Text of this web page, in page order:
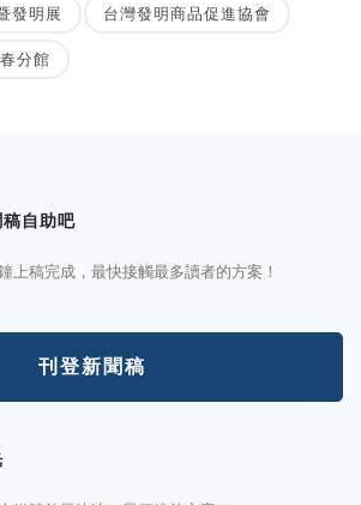
發明展 台灣發明商品促進協會
分館
自助吧
上稿完成，最快接觸最多讀者的方案！
刊登新聞稿